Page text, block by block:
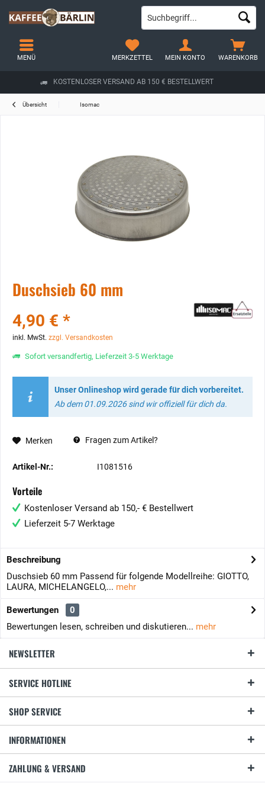
KOSTENLOSER VERSAND AB 150 € BESTELLWERT
WARENKORB
MERKZETTEL MEIN KONTO
MENÜ
Übersicht Isomac
Duschsieb 60 mm
4,90 € *
inkl. MwSt. zzgl. Versandkosten
Sofort versandfertig, Lieferzeit 3-5 Werktage
Unser Onlineshop wird gerade für dich vorbereitet.
Ab dem 01.09.2026 sind wir offiziell für dich da.
Merken Fragen zum Artikel?
Artikel-Nr.: I1081516
Vorteile
Kostenloser Versand ab 150,- € Bestellwert
Lieferzeit 5-7 Werktage
Beschreibung
Duschsieb 60 mm Passend für folgende Modellreihe: GIOTTO,
LAURA, MICHELANGELO,... mehr
Bewertungen
0
Bewertungen lesen, schreiben und diskutieren... mehr
NEWSLETTER
SERVICE HOTLINE
SHOP SERVICE
INFORMATIONEN
ZAHLUNG & VERSAND